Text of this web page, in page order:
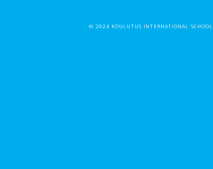
© 2024 KOULUTUS INTERNATIONAL